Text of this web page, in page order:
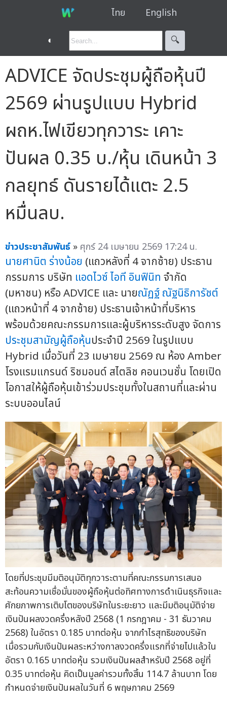
ไทย English
◐ 🔍︎
ADVICE จัดประชุมผู้ถือหุ้นปี
2569 ผ่านรูปแบบ Hybrid
ผถห.ไฟเขียวทุกวาระ เคาะ
ปันผล 0.35 บ./หุ้น เดินหน้า 3
กลยุทธ์ ดันรายได้แตะ 2.5
หมื่นลบ.
ข่าวประชาสัมพันธ์ » ศุกร์ 24 เมษายน 2569 17:24 น.
นายศานิต ร่างน้อย (แถวหลังที่ 4 จากซ้าย) ประธาน
กรรมการ บริษัท แอดไวซ์ ไอที อินฟินิท จำกัด
(มหาชน) หรือ ADVICE และ นายณัฏฐ์ ณัฐนิธิการัชต์
(แถวหน้าที่ 4 จากซ้าย) ประธานเจ้าหน้าที่บริหาร
พร้อมด้วยคณะกรรมการและผู้บริหารระดับสูง จัดการ
ประชุมสามัญผู้ถือหุ้นประจำปี 2569 ในรูปแบบ
Hybrid เมื่อวันที่ 23 เมษายน 2569 ณ ห้อง Amber
โรงแรมแกรนด์ ริชมอนด์ สไตลิช คอนเวนชั่น โดยเปิด
โอกาสให้ผู้ถือหุ้นเข้าร่วมประชุมทั้งในสถานที่และผ่าน
ระบบออนไลน์
โดยที่ประชุมมีมติอนุมัติทุกวาระตามที่คณะกรรมการเสนอ
สะท้อนความเชื่อมั่นของผู้ถือหุ้นต่อทิศทางการดำเนินธุรกิจและ
ศักยภาพการเติบโตของบริษัทในระยะยาว และมีมติอนุมัติจ่าย
เงินปันผลงวดครึ่งหลังปี 2568 (1 กรกฎาคม - 31 ธันวาคม
2568) ในอัตรา 0.185 บาทต่อหุ้น จากกำไรสุทธิของบริษัท
เมื่อรวมกับเงินปันผลระหว่างกาลงวดครึ่งแรกที่จ่ายไปแล้วใน
อัตรา 0.165 บาทต่อหุ้น รวมเงินปันผลสำหรับปี 2568 อยู่ที่
0.35 บาทต่อหุ้น คิดเป็นมูลค่ารวมทั้งสิ้น 114.7 ล้านบาท โดย
กำหนดจ่ายเงินปันผลในวันที่ 6 พฤษภาคม 2569